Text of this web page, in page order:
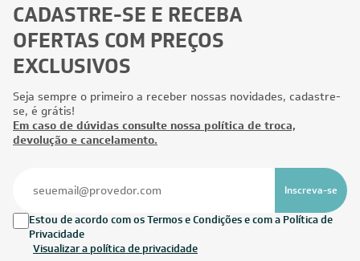
CADASTRE-SE E RECEBA
OFERTAS COM PREÇOS
EXCLUSIVOS
Seja sempre o primeiro a receber nossas novidades, cadastre-
se, é grátis!
Em caso de dúvidas consulte nossa política de troca,
devolução e cancelamento.
Inscreva-se
Estou de acordo com os Termos e Condições e com a Política de
Privacidade
Visualizar a política de privacidade